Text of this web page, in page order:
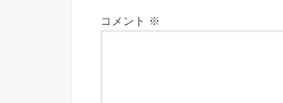
コメント ※